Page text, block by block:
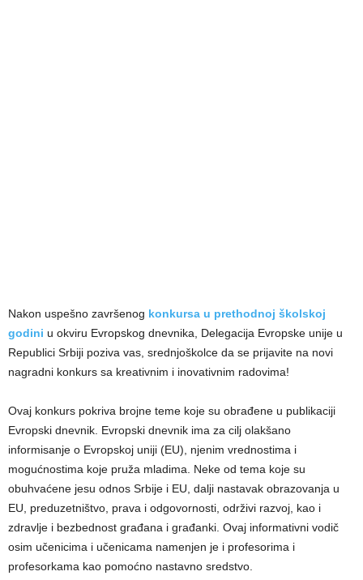
Nakon uspešno završenog konkursa u prethodnoj školskoj
godini u okviru Evropskog dnevnika, Delegacija Evropske unije u
Republici Srbiji poziva vas, srednjoškolce da se prijavite na novi
nagradni konkurs sa kreativnim i inovativnim radovima!
Ovaj konkurs pokriva brojne teme koje su obrađene u publikaciji
Evropski dnevnik. Evropski dnevnik ima za cilj olakšano
informisanje o Evropskoj uniji (EU), njenim vrednostima i
mogućnostima koje pruža mladima. Neke od tema koje su
obuhvaćene jesu odnos Srbije i EU, dalji nastavak obrazovanja u
EU, preduzetništvo, prava i odgovornosti, održivi razvoj, kao i
zdravlje i bezbednost građana i građanki. Ovaj informativni vodič
osim učenicima i učenicama namenjen je i profesorima i
profesorkama kao pomoćno nastavno sredstvo.